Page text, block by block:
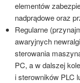
elementów
nadprądowe oraz
Regularne
awaryjnych
sterowania
PC, a w dalszej
i sterowników PLC